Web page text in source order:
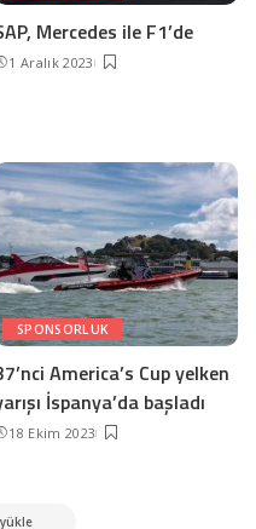
Mercedes ile F1’de
1 Aralık 2023
SPONSORLUK
America’s Cup yelken
İspanya’da başladı
18 Ekim 2023
yükle